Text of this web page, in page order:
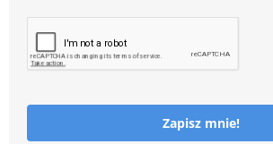
Zapisz mnie!